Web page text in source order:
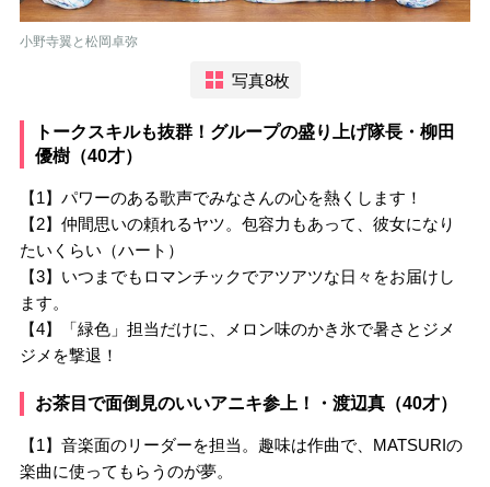
小野寺翼と松岡卓弥
写真8枚
トークスキルも抜群！グループの盛り上げ隊長・柳田
優樹（40才）
【1】パワーのある歌声でみなさんの心を熱くします！
【2】仲間思いの頼れるヤツ。包容力もあって、彼女になり
たいくらい（ハート）
【3】いつまでもロマンチックでアツアツな日々をお届けし
ます。
【4】「緑色」担当だけに、メロン味のかき氷で暑さとジメ
ジメを撃退！
お茶目で面倒見のいいアニキ参上！・渡辺真（40才）
【1】音楽面のリーダーを担当。趣味は作曲で、MATSURIの
楽曲に使ってもらうのが夢。